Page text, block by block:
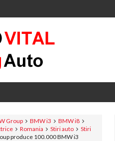
Group BMW i3
BMW i8
Romania Stiri auto
Stiri
produce 100.000 BMW i3